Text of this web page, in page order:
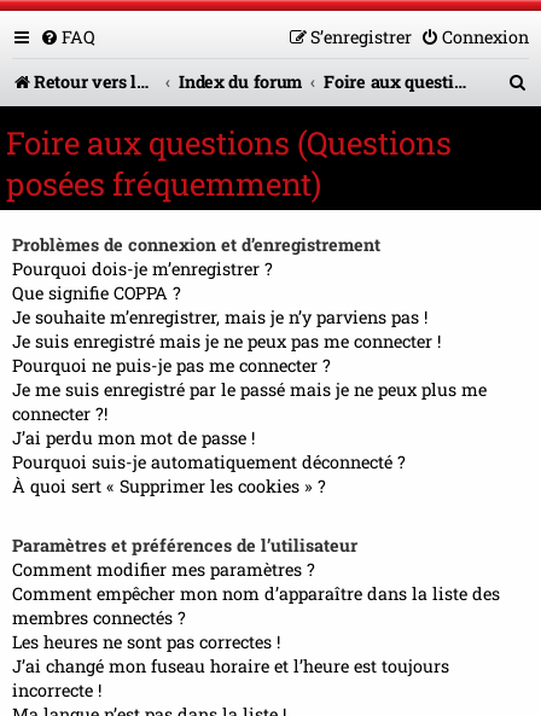
FAQ Connexion
S’enregistrer
Retour vers le site U.A.G.R.
Index du forum Foire aux questions (Questions posées fréquemment)
Foire aux questions (Questions
posées fréquemment)
Problèmes de connexion et d’enregistrement
Pourquoi dois-je m’enregistrer ?
Que signifie COPPA ?
Je souhaite m’enregistrer, mais je n’y parviens pas !
Je suis enregistré mais je ne peux pas me connecter !
Pourquoi ne puis-je pas me connecter ?
Je me suis enregistré par le passé mais je ne peux plus me
connecter ?!
J’ai perdu mon mot de passe !
Pourquoi suis-je automatiquement déconnecté ?
À quoi sert « Supprimer les cookies » ?
Paramètres et préférences de l’utilisateur
Comment modifier mes paramètres ?
Comment empêcher mon nom d’apparaître dans la liste des
membres connectés ?
Les heures ne sont pas correctes !
J’ai changé mon fuseau horaire et l’heure est toujours
incorrecte !